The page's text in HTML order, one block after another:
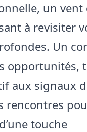
un
à revisiter
Un
opportunités,
aux signaux
rencontres
touche